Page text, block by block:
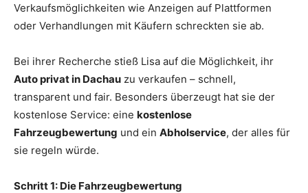
Verkaufsmöglichkeiten wie Anzeigen auf Plattformen
oder Verhandlungen mit Käufern schreckten sie ab.
Bei ihrer Recherche stieß Lisa auf die Möglichkeit, ihr
Auto privat in Dachau zu verkaufen – schnell,
transparent und fair. Besonders überzeugt hat sie der
kostenlose Service: eine kostenlose
Fahrzeugbewertung und ein Abholservice, der alles für
sie regeln würde.
Schritt 1: Die Fahrzeugbewertung